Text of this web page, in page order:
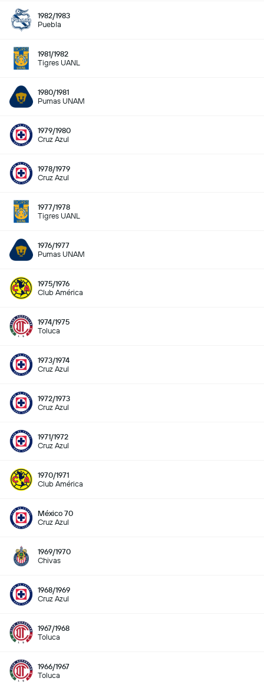
1982/1983
Puebla
1981/1982
Tigres UANL
1980/1981
Pumas UNAM
1979/1980
Cruz Azul
1978/1979
Cruz Azul
1977/1978
Tigres UANL
1976/1977
Pumas UNAM
1975/1976
Club América
1974/1975
Toluca
1973/1974
Cruz Azul
1972/1973
Cruz Azul
1971/1972
Cruz Azul
1970/1971
Club América
México 70
Cruz Azul
1969/1970
Chivas
1968/1969
Cruz Azul
1967/1968
Toluca
1966/1967
Toluca